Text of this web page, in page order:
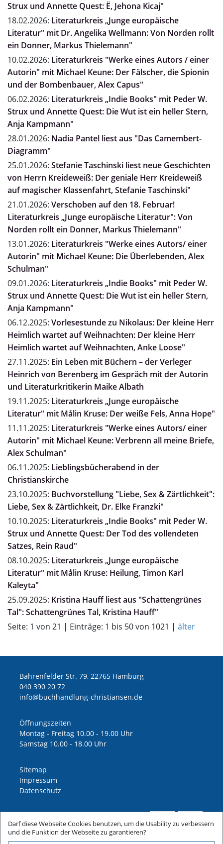
Strux und Annette Quest: Ë, Jehona Kicaj"
18.02.2026: Literaturkreis „Junge europäische
Literatur" mit Dr. Angelika Wellmann: Von Norden rollt
ein Donner, Markus Thielemann"
10.02.2026: Literaturkreis "Werke eines Autors / einer
Autorin" mit Michael Keune: Der Fälscher, die Spionin
und der Bombenbauer, Alex Capus"
06.02.2026: Literaturkreis „Indie Books" mit Peder W.
Strux und Annette Quest: Die Wut ist ein heller Stern,
Anja Kampmann"
28.01.2026: Nadia Pantel liest aus "Das Camembert-
Diagramm"
25.01.2026: Stefanie Taschinski liest neue Geschichten
von Herrn Kreideweiß: Der geniale Herr Kreideweiß
auf magischer Klassenfahrt, Stefanie Taschinski"
21.01.2026: Verschoben auf den 18. Februar!
Literaturkreis „Junge europäische Literatur": Von
Norden rollt ein Donner, Markus Thielemann"
13.01.2026: Literaturkreis "Werke eines Autors/ einer
Autorin" mit Michael Keune: Die Überlebenden, Alex
Schulman"
09.01.2026: Literaturkreis „Indie Books" mit Peder W.
Strux und Annette Quest: Die Wut ist ein heller Stern,
Anja Kampmann"
06.12.2025: Vorlesestunde zu Nikolaus: Der kleine Herr
Heimlich wartet auf Weihnachten: Der kleine Herr
Heimlich wartet auf Weihnachten, Anke Loose"
27.11.2025: Ein Leben mit Büchern – der Verleger
Heinrich von Berenberg im Gespräch mit der Autorin
und Literaturkritikerin Maike Albath
19.11.2025: Literaturkreis „Junge europäische
Literatur" mit Målin Kruse: Der weiße Fels, Anna Hope"
11.11.2025: Literaturkreis "Werke eines Autors/ einer
Autorin" mit Michael Keune: Verbrenn all meine Briefe,
Alex Schulman"
06.11.2025: Lieblingsbücherabend in der
Christianskirche
23.10.2025: Buchvorstellung "Liebe, Sex & Zärtlichkeit":
Liebe, Sex & Zärtlichkeit, Dr. Elke Franzki"
10.10.2025: Literaturkreis „Indie Books" mit Peder W.
Strux und Annette Quest: Der Tod des vollendeten
Satzes, Rein Raud"
08.10.2025: Literaturkreis „Junge europäische
Literatur" mit Målin Kruse: Heilung, Timon Karl
Kaleyta"
25.09.2025: Kristina Hauff liest aus "Schattengrünes
Tal": Schattengrünes Tal, Kristina Hauff"
Seite: 1 von 21 | Einträge: 1 bis 50 von 1021 | älter
Bahrenfelder Str. 79, 22765 Hamburg
040 390 20 72
ed.nesnaitsirhc-gnuldnahhcub@ofni
Öffnungszeiten
Montag - Freitag 10.00 - 19.00 Uhr
Samstag 10.00 - 18.00 Uhr
Sitemap
Impressum
Datenschutz
Darf diese Webseite Cookies benutzen, um die Usability zu verbessern
und die Funktion der Webseite zu garantieren?